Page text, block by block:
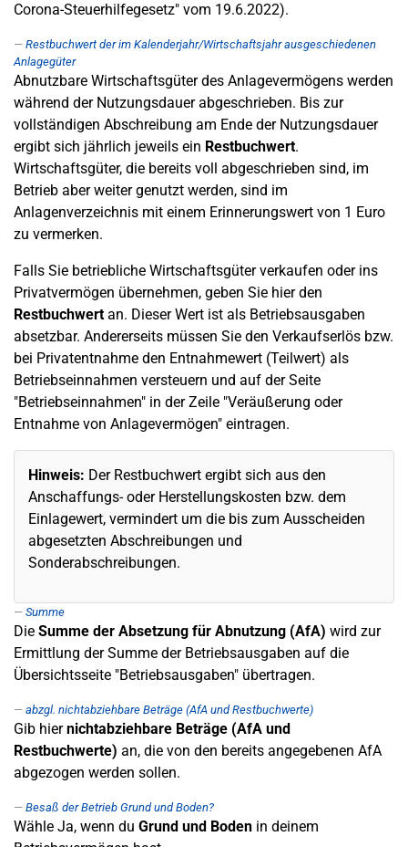
Corona-Steuerhilfegesetz" vom 19.6.2022).
Restbuchwert der im Kalenderjahr/Wirtschaftsjahr ausgeschiedenen
Anlagegüter
Abnutzbare Wirtschaftsgüter des Anlagevermögens werden
während der Nutzungsdauer abgeschrieben. Bis zur
vollständigen Abschreibung am Ende der Nutzungsdauer
ergibt sich jährlich jeweils ein Restbuchwert.
Wirtschaftsgüter, die bereits voll abgeschrieben sind, im
Betrieb aber weiter genutzt werden, sind im
Anlagenverzeichnis mit einem Erinnerungswert von 1 Euro
zu vermerken.
Falls Sie betriebliche Wirtschaftsgüter verkaufen oder ins
Privatvermögen übernehmen, geben Sie hier den
Restbuchwertan. Dieser Wert ist als Betriebsausgaben
absetzbar. Andererseits müssen Sie den Verkaufserlös bzw.
bei Privatentnahme den Entnahmewert (Teilwert) als
Betriebseinnahmen versteuern und auf der Seite
"Betriebseinnahmen" in der Zeile "Veräußerung oder
Entnahme von Anlagevermögen" eintragen.
Hinweis: Der Restbuchwert ergibt sich aus den
Anschaffungs- oder Herstellungskosten bzw. dem
Einlagewert, vermindert um die bis zum Ausscheiden
abgesetzten Abschreibungen und
Sonderabschreibungen.
Summe
Die Summe der Absetzung für Abnutzung (AfA) wird zur
Ermittlung der Summe der Betriebsausgaben auf die
Übersichtsseite "Betriebsausgaben" übertragen.
abzgl. nichtabziehbare Beträge (AfA und Restbuchwerte)
Gib hiernichtabziehbare Beträge (AfA und
Restbuchwerte) an, die von den bereits angegebenen AfA
abgezogen werden sollen.
Besaß der Betrieb Grund und Boden?
Wähle Ja, wenn du Grund und Boden in deinem